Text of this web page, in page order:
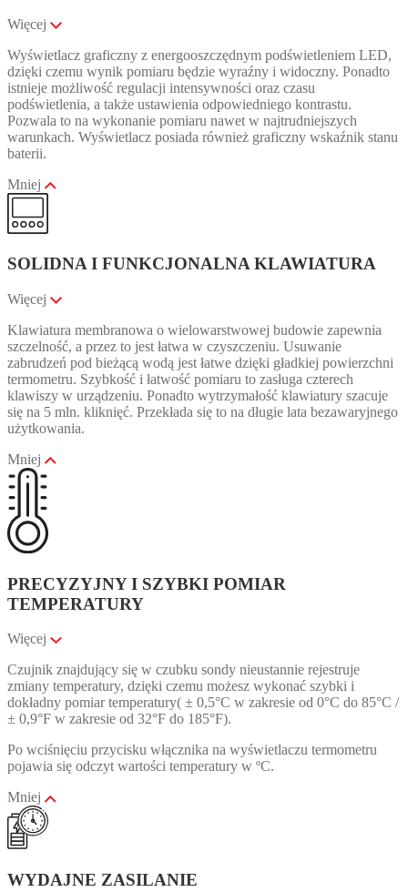
Więcej
Wyświetlacz graficzny z energooszczędnym podświetleniem LED,
dzięki czemu wynik pomiaru będzie wyraźny i widoczny. Ponadto
istnieje możliwość regulacji intensywności oraz czasu
podświetlenia, a także ustawienia odpowiedniego kontrastu.
Pozwala to na wykonanie pomiaru nawet w najtrudniejszych
warunkach. Wyświetlacz posiada również graficzny wskaźnik stanu
baterii.
Mniej
SOLIDNA I FUNKCJONALNA KLAWIATURA
Więcej
Klawiatura membranowa o wielowarstwowej budowie zapewnia
szczelność, a przez to jest łatwa w czyszczeniu. Usuwanie
zabrudzeń pod bieżącą wodą jest łatwe dzięki gładkiej powierzchni
termometru. Szybkość i łatwość pomiaru to zasługa czterech
klawiszy w urządzeniu. Ponadto wytrzymałość klawiatury szacuje
się na 5 mln. kliknięć. Przekłada się to na długie lata bezawaryjnego
użytkowania.
Mniej
PRECYZYJNY I SZYBKI POMIAR
TEMPERATURY
Więcej
Czujnik znajdujący się w czubku sondy nieustannie rejestruje
zmiany temperatury, dzięki czemu możesz wykonać szybki i
dokładny pomiar temperatury( ± 0,5°C w zakresie od 0°C do 85°C /
± 0,9°F w zakresie od 32°F do 185°F).
Po wciśnięciu przycisku włącznika na wyświetlaczu termometru
pojawia się odczyt wartości temperatury w ºC.
Mniej
WYDAJNE ZASILANIE